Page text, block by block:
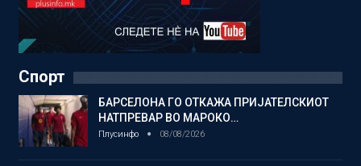
Спорт
БАРСЕЛОНА ГО ОТКАЖА ПРИЈАТЕЛСКИОТ
НАТПРЕВАР ВО МАРОКО…
Плусинфо 08/08/2026